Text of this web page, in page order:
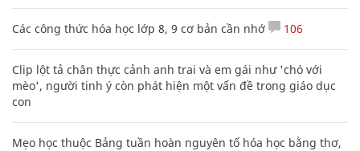
Các công thức hóa học lớp 8, 9 cơ bản cần nhớ 106
Clip lột tả chân thực cảnh anh trai và em gái như 'chó với
mèo', người tinh ý còn phát hiện một vấn đề trong giáo dục
con
Mẹo học thuộc Bảng tuần hoàn nguyên tố hóa học bằng thơ,